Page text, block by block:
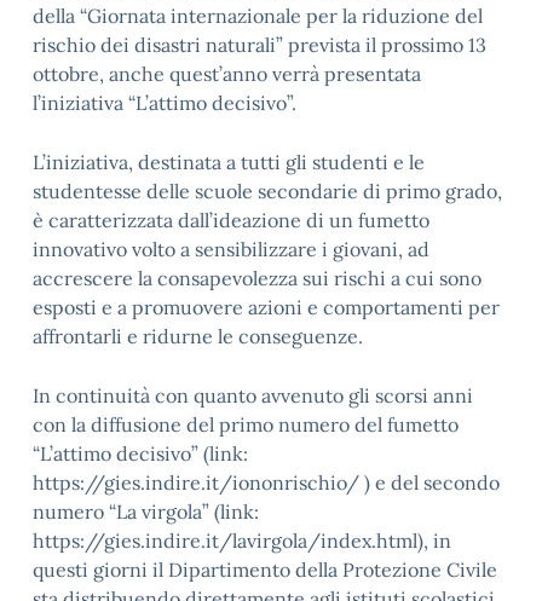
della “Giornata internazionale per la riduzione del
rischio dei disastri naturali” prevista il prossimo 13
ottobre, anche quest’anno verrà presentata
l’iniziativa “L’attimo decisivo”.
L’iniziativa, destinata a tutti gli studenti e le
studentesse delle scuole secondarie di primo grado,
è caratterizzata dall’ideazione di un fumetto
innovativo volto a sensibilizzare i giovani, ad
accrescere la consapevolezza sui rischi a cui sono
esposti e a promuovere azioni e comportamenti per
affrontarli e ridurne le conseguenze.
In continuità con quanto avvenuto gli scorsi anni
con la diffusione del primo numero del fumetto
“L’attimo decisivo” (link:
https://gies.indire.it/iononrischio/ ) e del secondo
numero “La virgola” (link:
https://gies.indire.it/lavirgola/index.html), in
questi giorni il Dipartimento della Protezione Civile